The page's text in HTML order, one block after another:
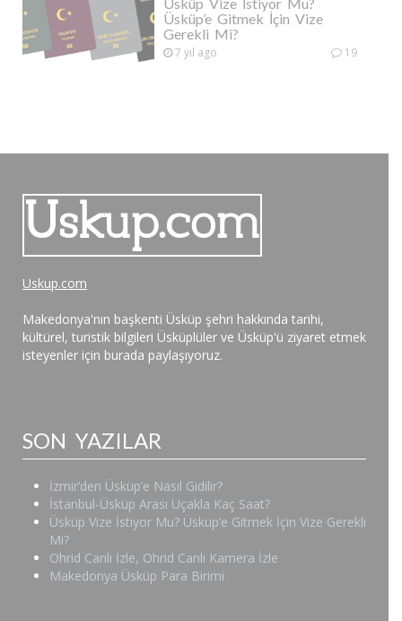
Üsküp’e Gitmek İçin Vize
Gerekli Mi?
7 yıl ago 19
Uskup.com
Makedonya'nın başkenti Üsküp şehri hakkında tarihi,
kültürel, turistik bilgileri Üsküplüler ve Üsküp'ü ziyaret etmek
isteyenler için burada paylaşıyoruz.
SON YAZILAR
İzmir’den Üsküp’e Nasıl Gidilir?
İstanbul-Üsküp Arası Uçakla Kaç Saat?
Üsküp Vize İstiyor Mu? Üsküp’e Gitmek İçin Vize Gerekli
Mi?
Ohrid Canlı İzle, Ohrid Canlı Kamera İzle
Makedonya Üsküp Para Birimi